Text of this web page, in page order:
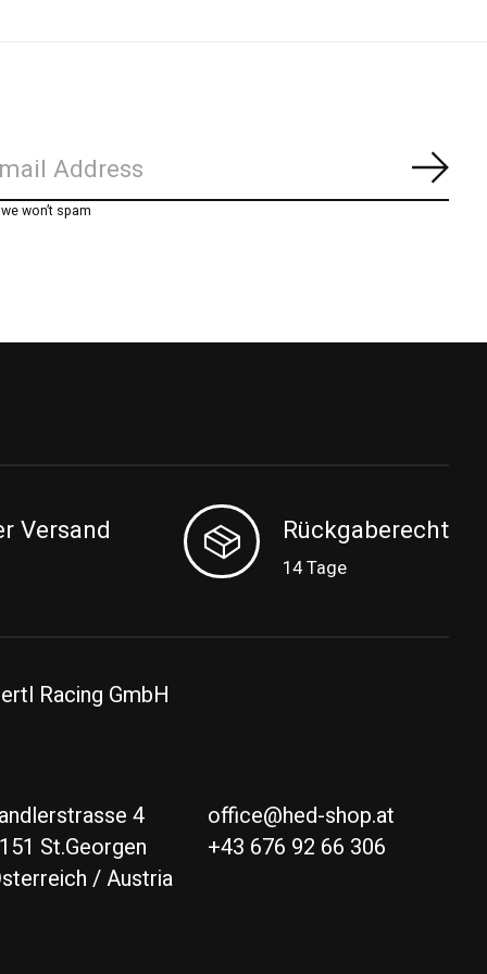
won’t spam
Versand Rückgaberecht
14 Tage
Racing GmbH
4
St.Georgen
/ Austria
office@hed-shop.at
+43 676 92 66 306